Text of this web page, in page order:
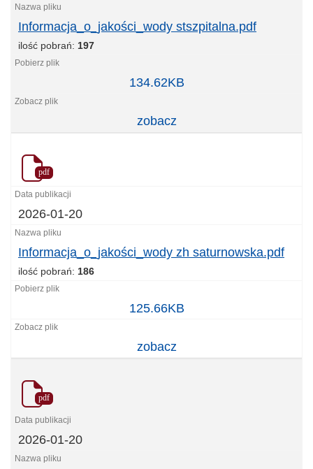
Informacja_o_jakości_wody stszpitalna.pdf
ilość pobrań: 197
Informacja_o_jakości_wody
stszpitalna.pdf
134.62KB
zobacz
pdf
2026-01-20
Informacja_o_jakości_wody zh saturnowska.pdf
ilość pobrań: 186
Informacja_o_jakości_wody
zh
saturnowska.pdf
125.66KB
zobacz
pdf
2026-01-20